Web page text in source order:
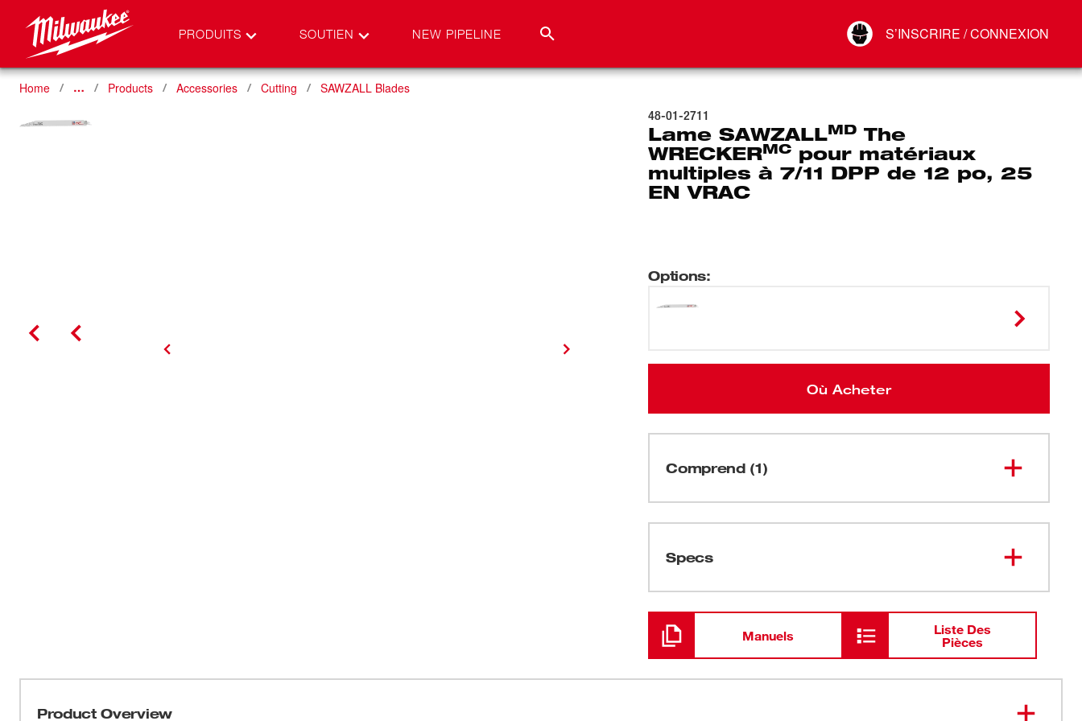
PRODUITS SOUTIEN NEW PIPELINE S’INSCRIRE / CONNEXION
Connect
Home … Products Accessories Cutting SAWZALL Blades
48-01-2711
Lame SAWZALLMD The
WRECKERMC pour matériaux
multiples à 7/11 DPP de 12 po, 25
EN VRAC
Options:
Où Acheter
Comprend (1)
(1
Specs
Chargement
Manuels
Liste Des
Pièces
Product Overview